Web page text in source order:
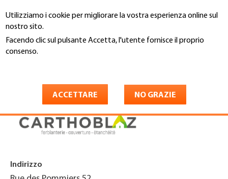
Utilizziamo i cookie per migliorare la vostra esperienza online sul
nostro sito.
Facendo clic sul pulsante Accetta, l'utente fornisce il proprio
consenso.
ACCETTARE NO GRAZIE
al
contenuto
principale
You
Indirizzo